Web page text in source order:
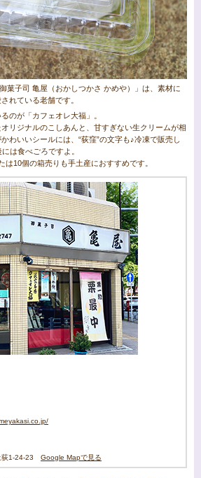
菓子司 亀屋（おかしつかさ かめや）」は、素材に
れている老舗です。
のが「カフェオレ大福」。
リジナルのこしあんと、甘すぎない生クリームが相
わいいシールには、“荻窪”の文字も♪冷凍で販売し
は食べごろですよ。
は10個の箱売りも手土産におすすめです。
荻1-24-23 Google Mapで見る